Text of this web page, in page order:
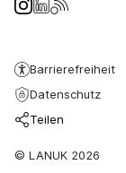
Barrierefreiheit
Datenschutz
Teilen
© LANUK 2026